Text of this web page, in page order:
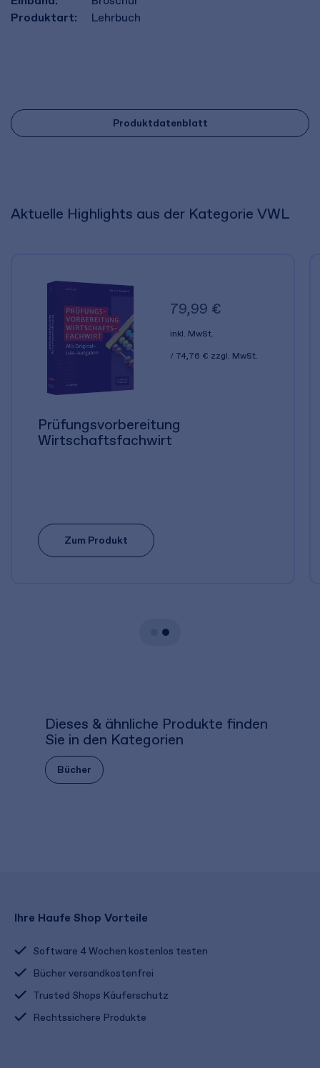
Produktart:
Lehrbuch
Produktdatenblatt
Aktuelle Highlights aus der Kategorie VWL
79,99 €
inkl. MwSt.
74,76 € zzgl. MwSt.
Prüfungsvorbereitung
Wirtschaftsfachwirt
Zum Produkt
Dieses & ähnliche Produkte finden
Sie in den Kategorien
Bücher
Ihre Haufe Shop Vorteile
Software 4 Wochen kostenlos testen
Bücher versandkostenfrei
Trusted Shops Käuferschutz
Rechtssichere Produkte